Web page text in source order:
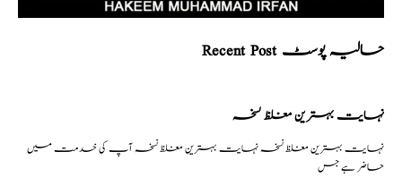
Recent Post حالیہ پوسٹ
نہایت بہترین مغلظ نسخہ
نہایت بہترین مغلظ نسخہ نہایت بہترین مغلظ نسخہ آپ کی خدمت میں
حاضر ہے جس